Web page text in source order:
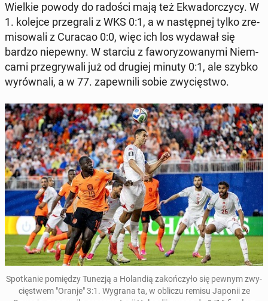
Wielkie powody do radości mają też Ekwa­dor­czy­cy. W
1. kolejce prze­gra­li z WKS 0:1, a w na­stęp­nej tylko zre­
mi­so­wa­li z Curacao 0:0, więc ich los wydawał się
bardzo nie­pew­ny. W starciu z fa­wo­ry­zo­wa­ny­mi Niem­
ca­mi prze­gry­wa­li już od drugiej minuty 0:1, ale szybko
wy­rów­na­li, a w 77. za­pew­ni­li sobie zwy­cię­stwo.
Spo­tka­nie po­mię­dzyTunezją a Ho­lan­dią za­koń­czy­ło się pewnym zwy­
cię­stwem "Oranje" 3:1 . Wygrana ta, w obliczu remisu Japonii ze